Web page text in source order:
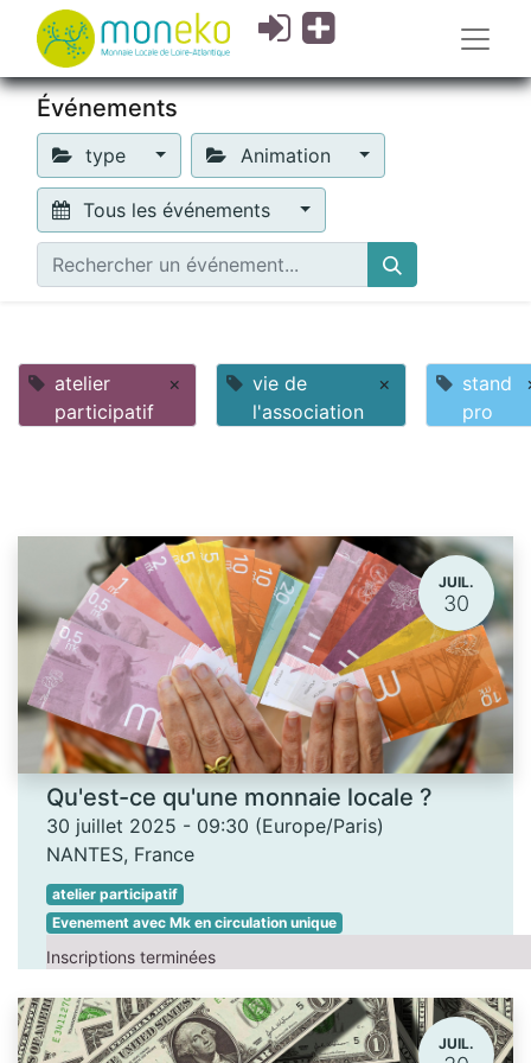
Événements
type Animation
Tous les événements
atelier
participatif
×
vie de
l'association
×
stand
pro
JUIL.
30
Qu'est-ce qu'une monnaie locale ?
30 juillet 2025 - 09:30 (Europe/Paris)
NANTES, France
atelier participatif
Evenement avec Mk en circulation unique
Inscriptions terminées
JUIL.